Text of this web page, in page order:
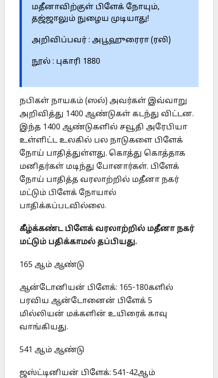
மதீனாவிற்குள் பிளேக் நோயும்,
தஜ்ஜாலும் நுழைய முடியாது!
அறிவிப்பவர் : அபூஹுரைரா (ரலி)
நூல் : புகாரி 1880
நபிகள் நாயகம் (ஸல்) அவர்கள் இவ்வாறு
அறிவித்து 1400 ஆண்டுகள் கடந்து விட்டன.
இந்த 1400 ஆண்டுகளில் சவூதி அரேபியா
உள்ளிட்ட உலகில் பல நாடுகளை பிளேக்
நோய் பாதித்துள்ளது. கொத்து கொத்தாக
மனிதர்கள் மடிந்து போனார்கள். பிளேக்
நோய் பாதித்த வரலாற்றில் மதீனா நகர்
மட்டும் பிளேக் நோயால்
பாதிக்கப்படவில்லை.
கீழ்க்கண்ட பிளேக் வரலாற்றில் மதீனா நகர்
மட்டும் பதிக்காமல் தப்பியது.
165 ஆம் ஆண்டு
ஆன்டோனியன் பிளேக்: 165-180களில்
பரவிய ஆன்டோனைன் பிளேக் 5
மில்லியன் மக்களின் உயிரைக் காவு
வாங்கியது.
541 ஆம் ஆண்டு
ஜஸ்ட்டினியன் பிளேக்: 541-42ஆம்